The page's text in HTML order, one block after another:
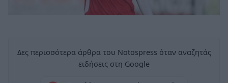
Δες περισσότερα άρθρα του Notospress όταν αναζητάς
ειδήσεις στη Google